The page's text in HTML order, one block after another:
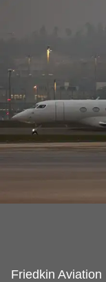
Friedkin Aviation